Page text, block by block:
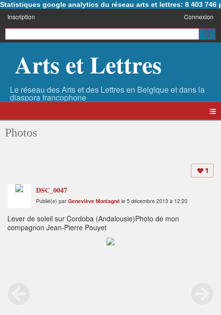
Statistiques google analytics du réseau arts et lettres: 8 403 746
Inscription Connexion
Arts et Lettres
Photos
1
DSC_0047
Publié(e) par Geneviève Montagné le 5 décembre 2013 à 12:20
Lever de soleil sur Cordoba (Andalousie)Photo de mon
compagnon Jean-Pierre Pouyet